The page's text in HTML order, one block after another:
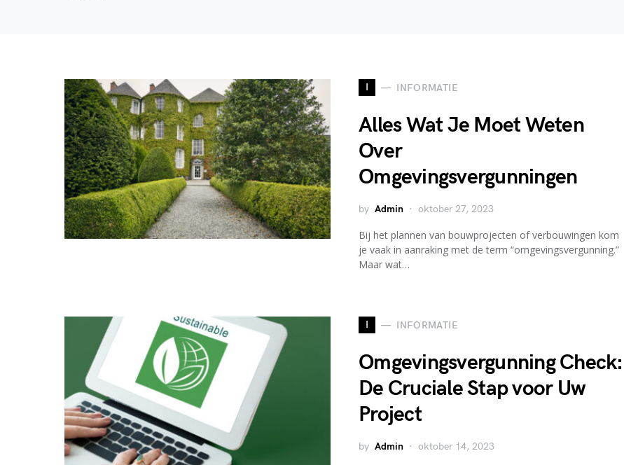
I INFORMATIE
Alles Wat Je Moet Weten
Over
Omgevingsvergunningen
by Admin oktober 27, 2023
Bij het plannen van bouwprojecten of verbouwingen kom
je vaak in aanraking met de term “omgevingsvergunning.”
Maar wat…
I INFORMATIE
Omgevingsvergunning Check:
De Cruciale Stap voor Uw
Project
by Admin oktober 14, 2023